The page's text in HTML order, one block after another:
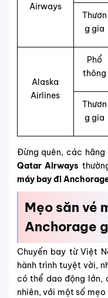
Airways
Thươn
g gia
Alaska
Airlines
Phổ
thông
Thươn
g gia
Đừng quên, các hãng
Qatar Airways
máy bay đi
Mẹo săn vé
Anchorage
Chuyến bay từ Việt
hành trình tuyệt vời,
có thể dao động lớn,
nhiên, với một số